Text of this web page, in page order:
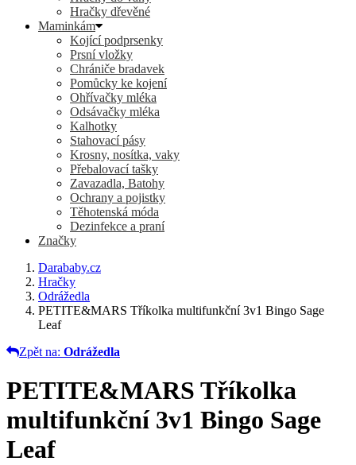
Hračky dřevěné
Maminkám
Kojící podprsenky
Prsní vložky
Chrániče bradavek
Pomůcky ke kojení
Ohřívačky mléka
Odsávačky mléka
Kalhotky
Stahovací pásy
Krosny, nosítka, vaky
Přebalovací tašky
Zavazadla, Batohy
Ochrany a pojistky
Těhotenská móda
Dezinfekce a praní
Značky
Darababy.cz
Hračky
Odrážedla
PETITE&MARS Tříkolka multifunkční 3v1 Bingo Sage
Leaf
Zpět na: Odrážedla
PETITE&MARS Tříkolka
multifunkční 3v1 Bingo Sage
Leaf